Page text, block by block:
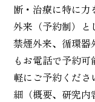
断・治療に特に
外来（予約制）と
禁煙外来、循環器
もお電話で予約
軽にご予約くだ
細（概要、研究